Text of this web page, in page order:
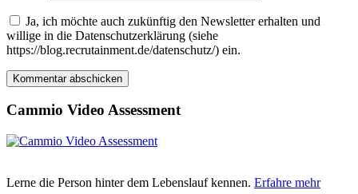
Ja, ich möchte auch zukünftig den Newsletter erhalten und
willige in die Datenschutzerklärung (siehe
https://blog.recrutainment.de/datenschutz/) ein.
Cammio Video Assessment
Lerne die Person hinter dem Lebenslauf kennen. Erfahre mehr